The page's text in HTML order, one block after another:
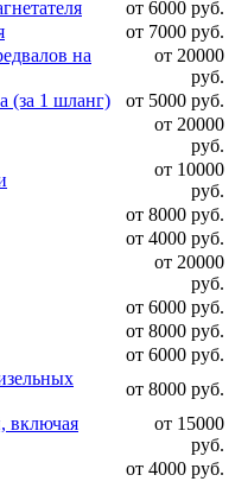
от 6000 руб.
от 7000 руб.
на
от 20000
руб.
(за 1 шланг)
от 5000 руб.
от 20000
руб.
от 10000
руб.
от 8000 руб.
от 4000 руб.
от 20000
руб.
от 6000 руб.
от 8000 руб.
от 6000 руб.
от 8000 руб.
включая
от 15000
руб.
от 4000 руб.